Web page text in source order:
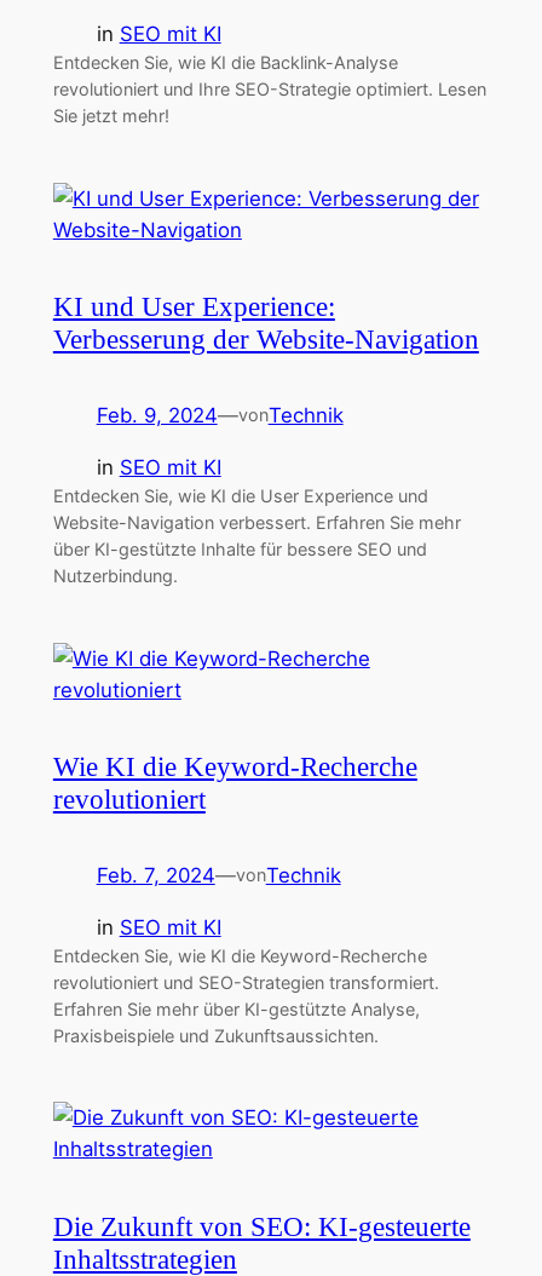
in SEO mit KI
Entdecken Sie, wie KI die Backlink-Analyse
revolutioniert und Ihre SEO-Strategie optimiert. Lesen
Sie jetzt mehr!
KI und User Experience:
Verbesserung der Website-Navigation
Feb. 9, 2024—vonTechnik
in SEO mit KI
Entdecken Sie, wie KI die User Experience und
Website-Navigation verbessert. Erfahren Sie mehr
über KI-gestützte Inhalte für bessere SEO und
Nutzerbindung.
Wie KI die Keyword-Recherche
revolutioniert
Feb. 7, 2024—vonTechnik
in SEO mit KI
Entdecken Sie, wie KI die Keyword-Recherche
revolutioniert und SEO-Strategien transformiert.
Erfahren Sie mehr über KI-gestützte Analyse,
Praxisbeispiele und Zukunftsaussichten.
Die Zukunft von SEO: KI-gesteuerte
Inhaltsstrategien